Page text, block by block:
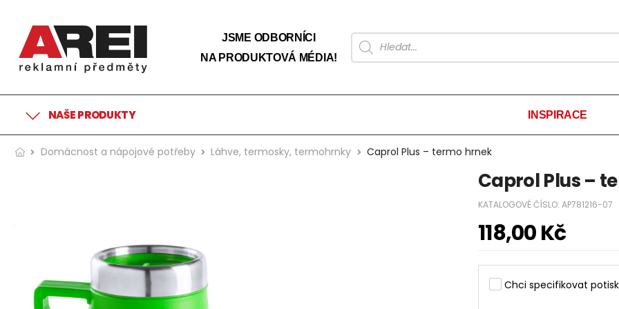
JSME ODBORNÍCI
NA PRODUKTOVÁ MÉDIA!
NAŠE PRODUKTY INSPIRACE
Domácnost a nápojové potřeby Láhve, termosky, termohrnky Caprol Plus – termo hrnek
Caprol Plus –
KATALOGOVÉ ČÍSLO: AP781216-07
118,00Kč
Chci specifikovat potisk